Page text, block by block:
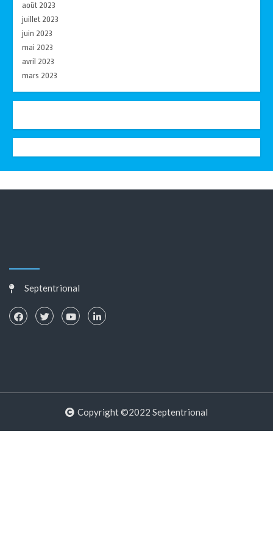
août 2023
juillet 2023
juin 2023
mai 2023
avril 2023
mars 2023
Septentrional
Copyright ©2022 Septentrional